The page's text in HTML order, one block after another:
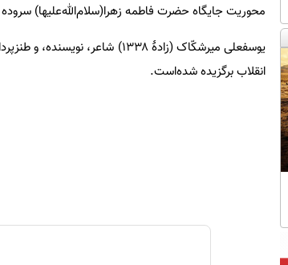
محوریت جایگاه حضرت فاطمه زهرا(سلام‌الله‌علیها)
یوسفعلی میرشکّاک (زادهٔ ۱۳۳۸)
انقلاب برگزیده شده‌است.